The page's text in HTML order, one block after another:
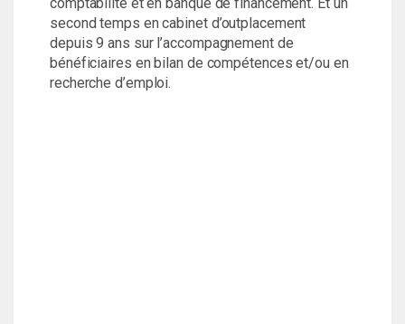
second temps en cabinet d’outplacement
depuis 9 ans sur l’accompagnement de
bénéficiaires en bilan de compétences et/ou en
recherche d’emploi.